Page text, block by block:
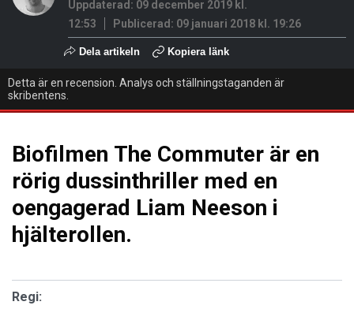
Uppdaterad: 09 december 2019 kl.
12:53
Publicerad: 09 januari 2018 kl. 19:26
Dela artikeln Kopiera länk
Detta är en recension. Analys och ställningstaganden är
skribentens.
Biofilmen The Commuter är en
rörig dussinthriller med en
oengagerad Liam Neeson i
hjälterollen.
Regi: